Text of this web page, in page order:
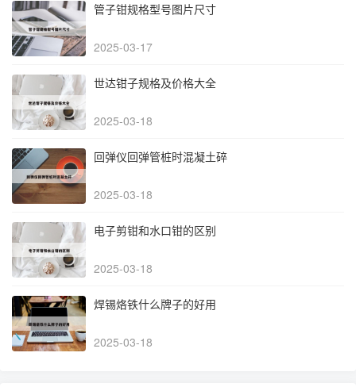
管子钳规格型号图片尺寸
2025-03-17
世达钳子规格及价格大全
2025-03-18
回弹仪回弹管桩时混凝土碎
2025-03-18
电子剪钳和水口钳的区别
2025-03-18
焊锡烙铁什么牌子的好用
2025-03-18